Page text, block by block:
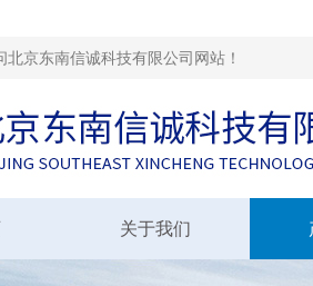
北京东南信诚科技有限公司网站！
关于我们